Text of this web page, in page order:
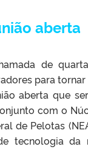
aberta
de
para
aberta que
com o
de Pelotas
tecnologia da